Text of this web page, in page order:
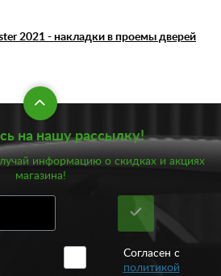
2021 - накладки в проемы дверей
на нашу рассылку!
информацию о скидках и акциях
магазина!
Согласен с
политикой